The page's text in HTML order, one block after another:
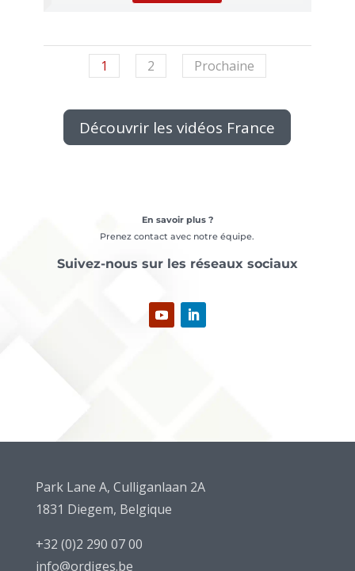
1 2 Prochaine
Découvrir les vidéos France
En savoir plus ?
Prenez contact avec notre équipe.
Suivez-nous sur les réseaux sociaux
Park Lane A, Culliganlaan 2A
1831 Diegem, Belgique
+32 (0)2 290 07 00
info@ordiges.be